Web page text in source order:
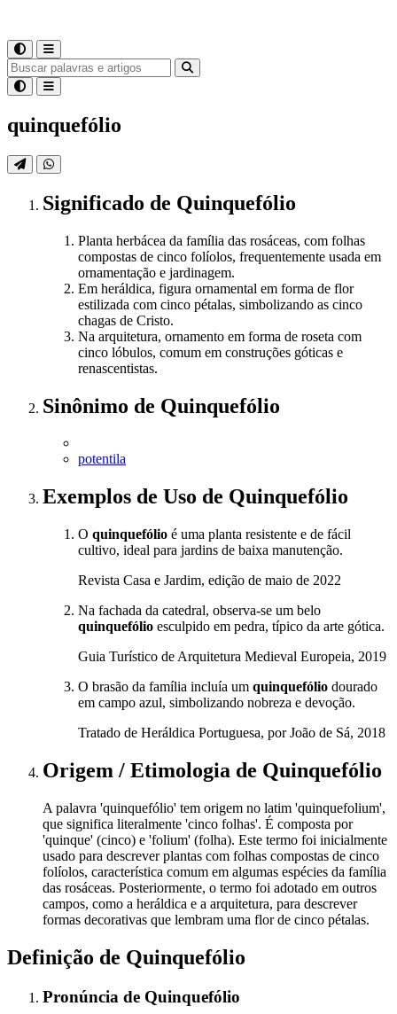
quinquefólio
Significado de Quinquefólio
Planta herbácea da família das rosáceas, com folhas
compostas de cinco folíolos, frequentemente usada em
ornamentação e jardinagem.
Em heráldica, figura ornamental em forma de flor
estilizada com cinco pétalas, simbolizando as cinco
chagas de Cristo.
Na arquitetura, ornamento em forma de roseta com
cinco lóbulos, comum em construções góticas e
renascentistas.
Sinônimo de Quinquefólio
potentila
Exemplos de Uso de Quinquefólio
O quinquefólio é uma planta resistente e de fácil
cultivo, ideal para jardins de baixa manutenção.
Revista Casa e Jardim, edição de maio de 2022
Na fachada da catedral, observa-se um belo
quinquefólio esculpido em pedra, típico da arte gótica.
Guia Turístico de Arquitetura Medieval Europeia, 2019
O brasão da família incluía um quinquefólio dourado
em campo azul, simbolizando nobreza e devoção.
Tratado de Heráldica Portuguesa, por João de Sá, 2018
Origem / Etimologia de Quinquefólio
A palavra 'quinquefólio' tem origem no latim 'quinquefolium',
que significa literalmente 'cinco folhas'. É composta por
'quinque' (cinco) e 'folium' (folha). Este termo foi inicialmente
usado para descrever plantas com folhas compostas de cinco
folíolos, característica comum em algumas espécies da família
das rosáceas. Posteriormente, o termo foi adotado em outros
campos, como a heráldica e a arquitetura, para descrever
formas decorativas que lembram uma flor de cinco pétalas.
Definição de Quinquefólio
Pronúncia de Quinquefólio